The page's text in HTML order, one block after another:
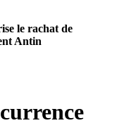
le rachat de
Antin